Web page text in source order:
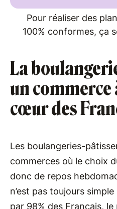
Pour réaliser des
100% conformes, ça
La
un commerce
cœur des
Les boulangeries-
commerces où le choix
donc de repos
n’est pas toujours
par 98% des Français,